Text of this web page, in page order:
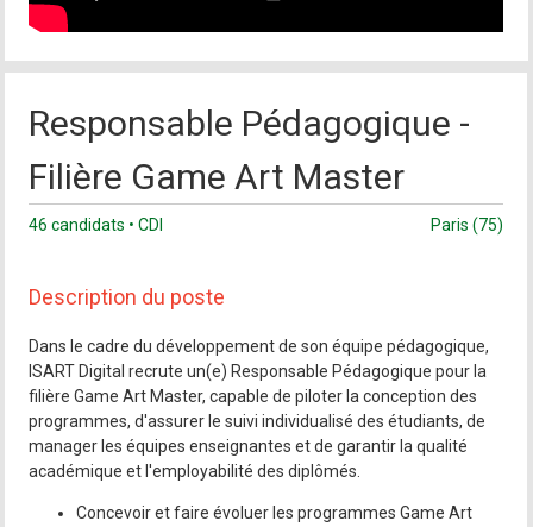
Responsable Pédagogique -
Filière Game Art Master
46 candidats • CDI Paris (75)
Description du poste
Dans le cadre du développement de son équipe pédagogique,
ISART Digital recrute un(e) Responsable Pédagogique pour la
filière Game Art Master, capable de piloter la conception des
programmes, d'assurer le suivi individualisé des étudiants, de
manager les équipes enseignantes et de garantir la qualité
académique et l'employabilité des diplômés.
Concevoir et faire évoluer les programmes Game Art